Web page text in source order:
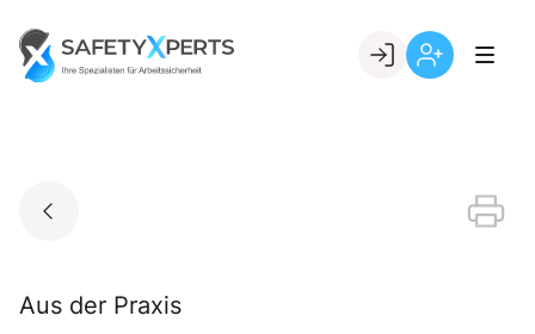
content
Go to landing page.
Aus der Praxis